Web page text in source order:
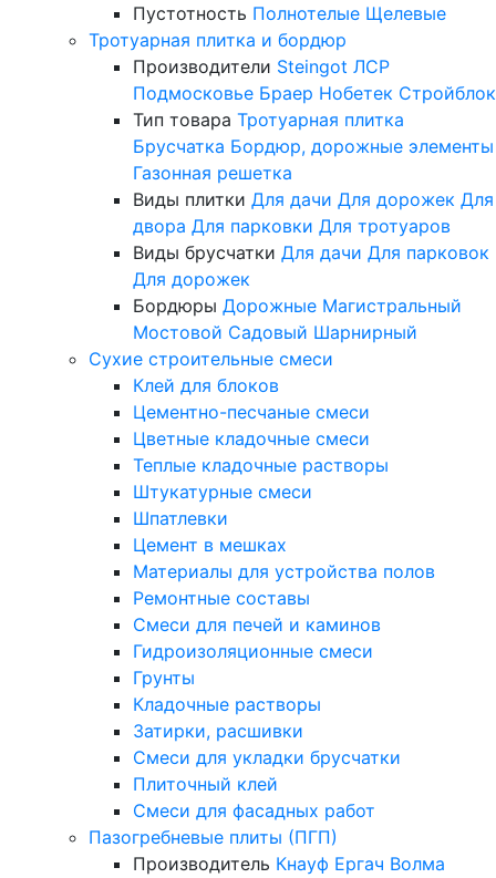
Пустотность Полнотелые Щелевые
Тротуарная плитка и бордюр
Производители Steingot ЛСР
Подмосковье Браер Нобетек Стройблок
Тип товара Тротуарная плитка
Брусчатка Бордюр, дорожные элементы
Газонная решетка
Виды плитки Для дачи Для дорожек Для
двора Для парковки Для тротуаров
Виды брусчатки Для дачи Для парковок
Для дорожек
Бордюры Дорожные Магистральный
Мостовой Садовый Шарнирный
Сухие строительные смеси
Клей для блоков
Цементно-песчаные смеси
Цветные кладочные смеси
Теплые кладочные растворы
Штукатурные смеси
Шпатлевки
Цемент в мешках
Материалы для устройства полов
Ремонтные составы
Смеси для печей и каминов
Гидроизоляционные смеси
Грунты
Кладочные растворы
Затирки, расшивки
Смеси для укладки брусчатки
Плиточный клей
Смеси для фасадных работ
Пазогребневые плиты (ПГП)
Производитель Кнауф Ергач Волма